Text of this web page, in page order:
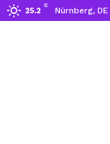
25.2
C
Nürnberg, DE